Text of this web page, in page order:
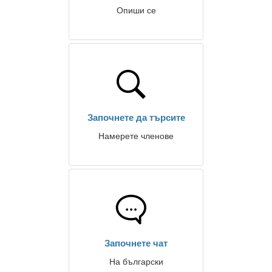
Опиши се
Започнете да търсите
Намерете членове
Започнете чат
На български